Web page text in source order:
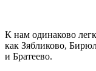
К нам одинаково
как Зябликово,
и Братеево.